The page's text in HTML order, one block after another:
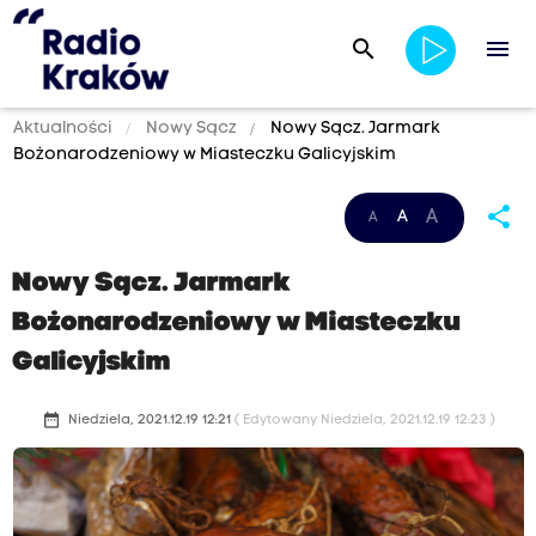
search menu
Aktualności Nowy Sącz
Nowy Sącz. Jarmark
Bożonarodzeniowy w Miasteczku Galicyjskim
A A A share
Nowy Sącz. Jarmark
Bożonarodzeniowy w Miasteczku
Galicyjskim
date_range Niedziela, 2021.12.19 12:21 ( Edytowany Niedziela, 2021.12.19 12:23 )